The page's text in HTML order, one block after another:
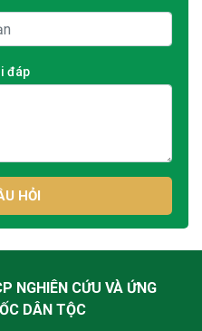
đáp
HỎI
NGHIÊN CỨU VÀ ỨNG
DÂN TỘC